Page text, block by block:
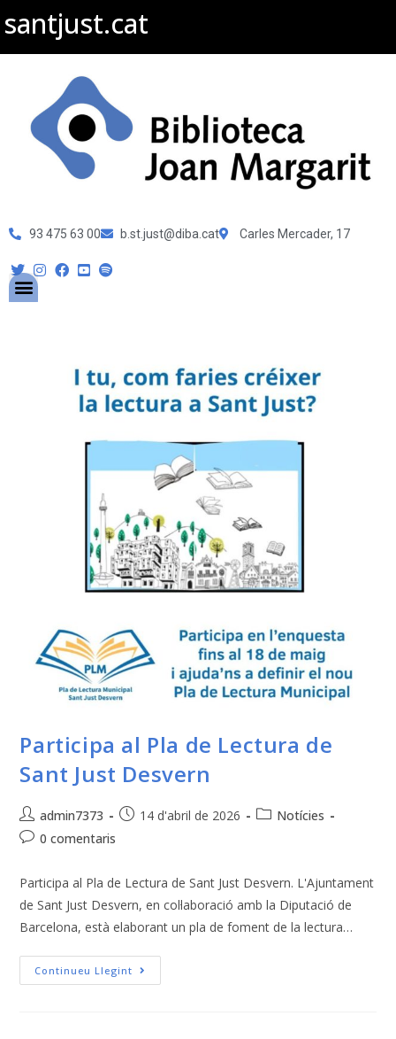
santjust.cat
93 475 63 00 b.st.just@diba.cat Carles Mercader, 17
Participa al Pla de Lectura de
Sant Just Desvern
admin7373 14 d'abril de 2026
Notícies
0 comentaris
Participa al Pla de Lectura de Sant Just Desvern. L'Ajuntament
de Sant Just Desvern, en col·laboració amb la Diputació de
Barcelona, està elaborant un pla de foment de la lectura…
Continueu Llegint